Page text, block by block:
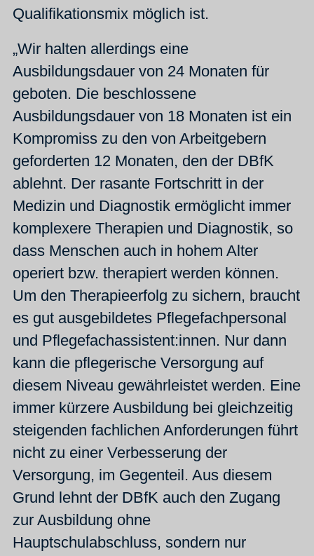
Qualifikationsmix möglich ist.
„Wir halten allerdings eine
Ausbildungsdauer von 24 Monaten für
geboten. Die beschlossene
Ausbildungsdauer von 18 Monaten ist ein
Kompromiss zu den von Arbeitgebern
geforderten 12 Monaten, den der DBfK
ablehnt. Der rasante Fortschritt in der
Medizin und Diagnostik ermöglicht immer
komplexere Therapien und Diagnostik, so
dass Menschen auch in hohem Alter
operiert bzw. therapiert werden können.
Um den Therapieerfolg zu sichern, braucht
es gut ausgebildetes Pflegefachpersonal
und Pflegefachassistent:innen. Nur dann
kann die pflegerische Versorgung auf
diesem Niveau gewährleistet werden. Eine
immer kürzere Ausbildung bei gleichzeitig
steigenden fachlichen Anforderungen führt
nicht zu einer Verbesserung der
Versorgung, im Gegenteil. Aus diesem
Grund lehnt der DBfK auch den Zugang
zur Ausbildung ohne
Hauptschulabschluss, sondern nur